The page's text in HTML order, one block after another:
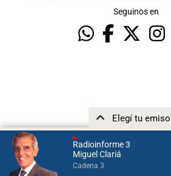
Radioinforme 3
Miguel Clariá
Cadena 3
Elegí tu
Seguinos en